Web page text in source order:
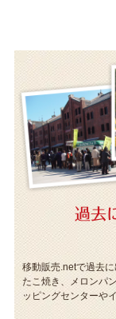
過去
移動販売.netで過去
たこ焼き、メロンパ
ッピングセンターや